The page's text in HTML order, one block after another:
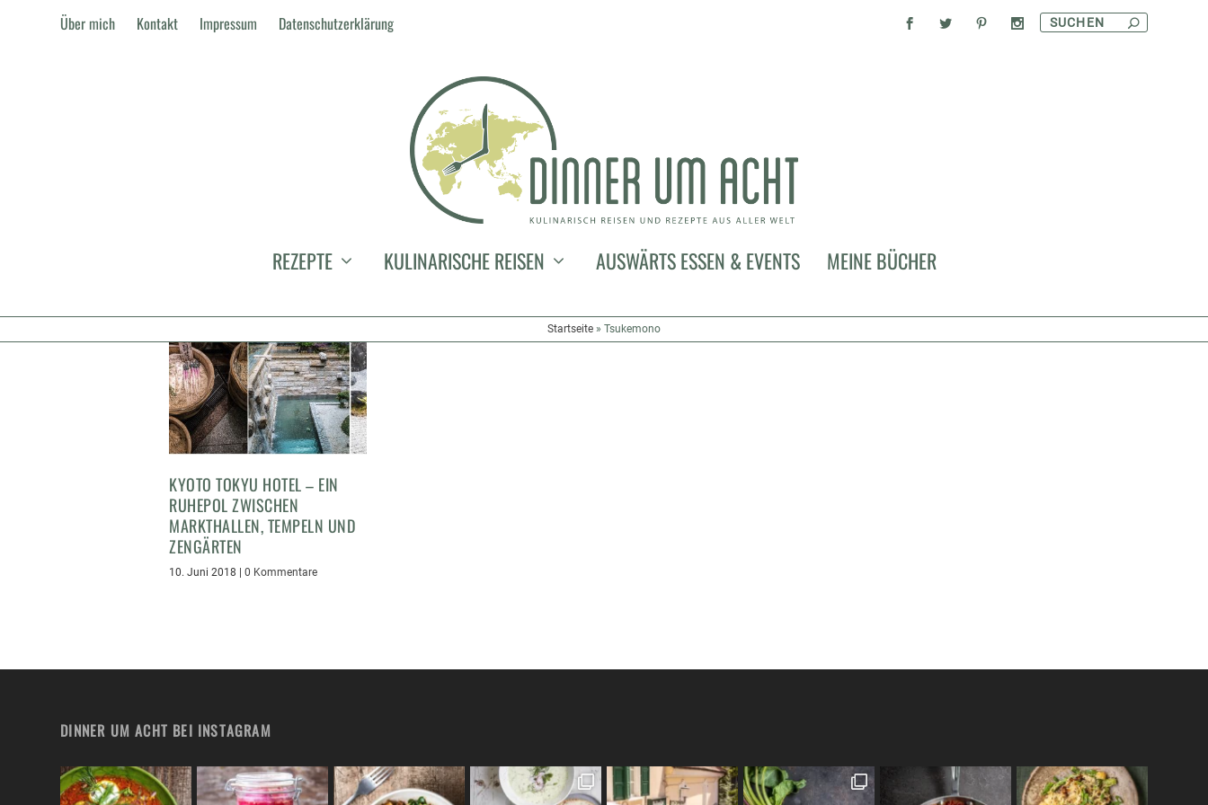
Über mich Kontakt Impressum Datenschutzerklärung
REZEPTE KULINARISCHE REISEN AUSWÄRTS ESSEN & EVENTS MEINE BÜCHER
Startseite » Tsukemono
KYOTO TOKYU HOTEL – EIN
RUHEPOL ZWISCHEN
MARKTHALLEN, TEMPELN UND
ZENGÄRTEN
10. Juni 2018 |0 Kommentare
DINNER UM ACHT BEI INSTAGRAM